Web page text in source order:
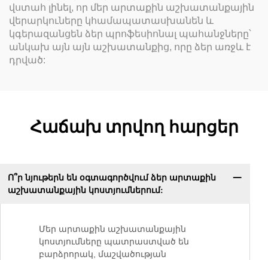
վստահ լինել, որ մեր արտաքին աշխատանքային
վերարկուները կհամապատասխանեն և
կգերազանցեն ձեր պրոֆեսիոնալ պահանջները՝
անկախ այն այն աշխատանքից, որը ձեր առջև է
դրված:
Հաճախ տրվող հարցեր
Ո՞ր նյութերն են օգտագործվում ձեր արտաքին
աշխատանքային կոստյումներում:
Մեր արտաքին աշխատանքային
կոստյումները պատրաստված են
բարձրորակ, մաշվածության